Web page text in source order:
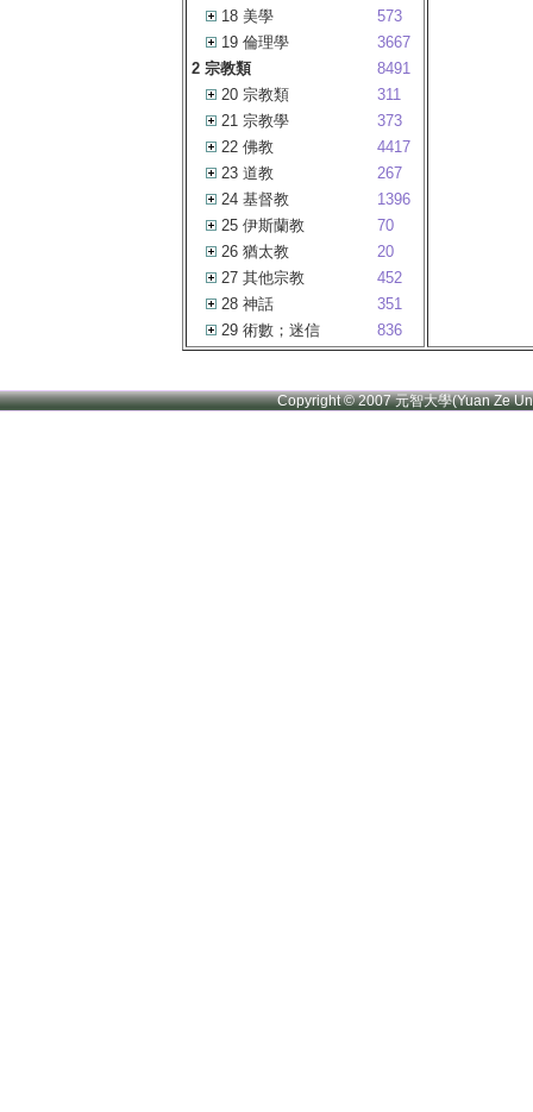
18 美學
573
19 倫理學
3667
2 宗教類
8491
20 宗教類
311
21 宗教學
373
22 佛教
4417
23 道教
267
24 基督教
1396
25 伊斯蘭教
70
26 猶太教
20
27 其他宗教
452
28 神話
351
29 術數；迷信
836
Copyright © 2007 元智大學(Yuan Ze